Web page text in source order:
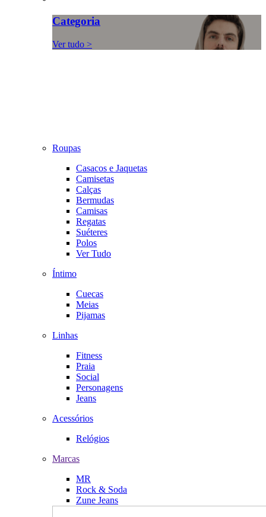
Categoria
Ver tudo >
Roupas
Casacos e Jaquetas
Camisetas
Calças
Bermudas
Camisas
Regatas
Suéteres
Polos
Ver Tudo
Íntimo
Cuecas
Meias
Pijamas
Linhas
Fitness
Praia
Social
Personagens
Jeans
Acessórios
Relógios
Marcas
MR
Rock & Soda
Zune Jeans